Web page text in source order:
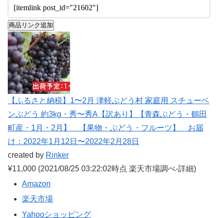
商品リンク追加
【ふるさと納税】1〜2月 津軽ぶどう村 家庭用 スチューベ
ンぶどう 約3kg・秀〜秀A【訳あり】【青森ぶどう・鶴田
町産・1月・2月】 【果物・ぶどう・フルーツ】 お届
け：2022年1月12日〜2022年2月28日
created by Rinker
¥11,000 (2021/08/25 03:22:02時点 楽天市場調べ-詳細)
Amazon
楽天市場
Yahooショッピング